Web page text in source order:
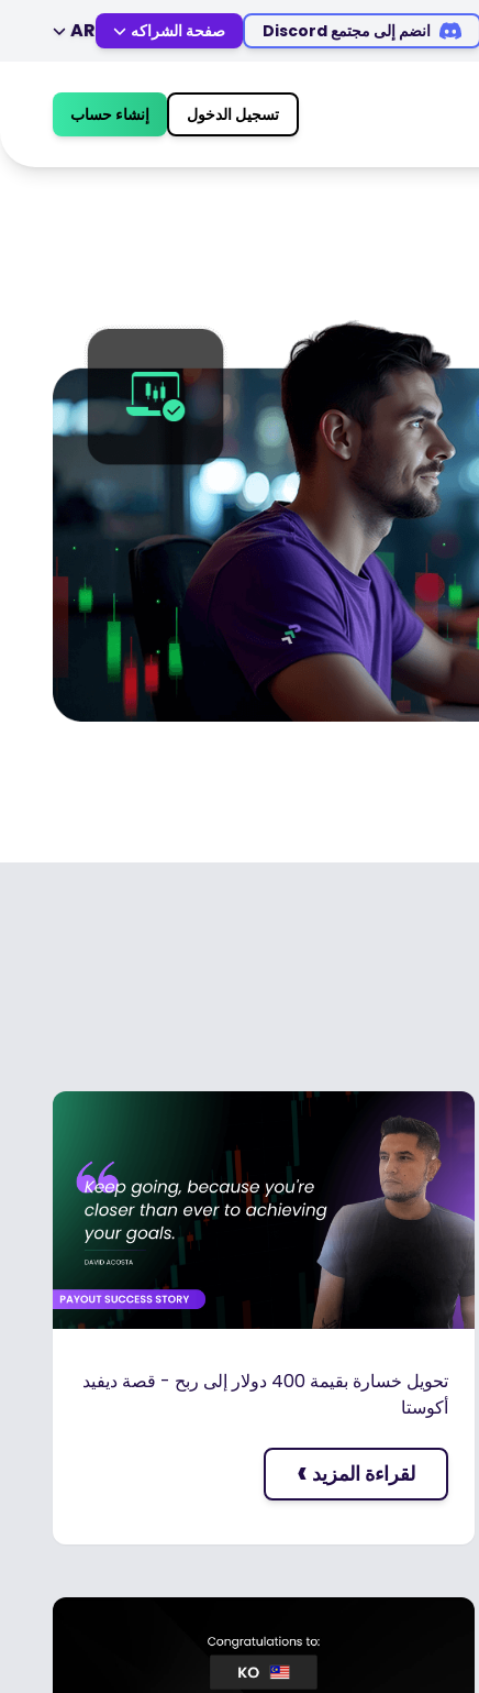
انضم إلى مجتمع Discord صفحة الشراكه AR EN
DE
MS
ZH
JA
AR
تسجيل الدخول إنشاء حساب
تحويل خسارة بقيمة 400 دولار إلى ربح - قصة ديفيد
أكوستا
لقراءة المزيد ›